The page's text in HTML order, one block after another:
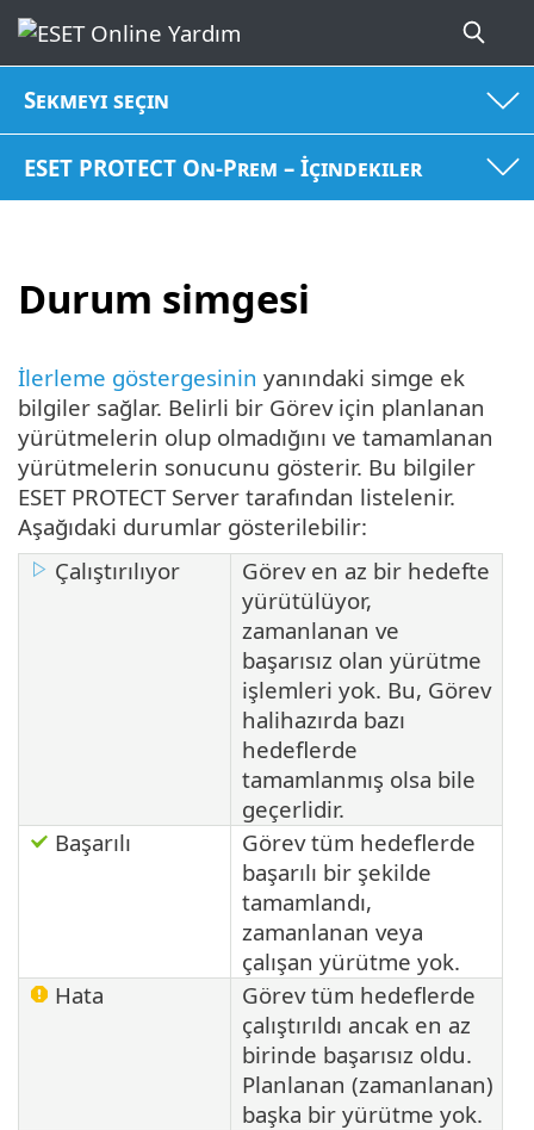
Sekmeyi seçin
ESET PROTECT On-Prem – İçindekiler
Durum simgesi
İlerleme göstergesinin yanındaki simge ek
bilgiler sağlar. Belirli bir Görev için planlanan
yürütmelerin olup olmadığını ve tamamlanan
yürütmelerin sonucunu gösterir. Bu bilgiler
ESET PROTECT Server tarafından listelenir.
Aşağıdaki durumlar gösterilebilir:
Çalıştırılıyor
Görev en az bir hedefte
yürütülüyor,
zamanlanan ve
başarısız olan yürütme
işlemleri yok. Bu, Görev
halihazırda bazı
hedeflerde
tamamlanmış olsa bile
geçerlidir.
Başarılı
Görev tüm hedeflerde
başarılı bir şekilde
tamamlandı,
zamanlanan veya
çalışan yürütme yok.
Hata
Görev tüm hedeflerde
çalıştırıldı ancak en az
birinde başarısız oldu.
Planlanan (zamanlanan)
başka bir yürütme yok.